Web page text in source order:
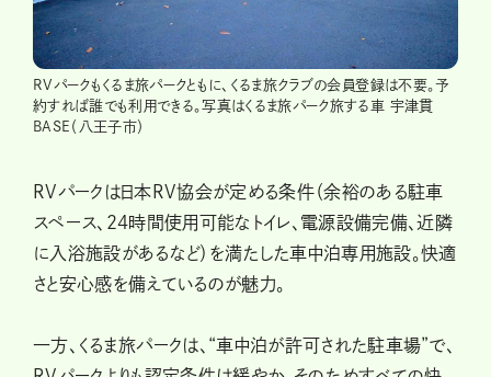
RVパークもくるま旅パークともに、くるま旅クラブの会員登録は不要。予
約すれば誰でも利用できる。写真はくるま旅パーク旅する車 宇津貫
BASE（八王子市）
RVパークは日本RV協会が定める条件（余裕のある駐車
スペース、24時間使用可能なトイレ、電源設備完備、近隣
に入浴施設があるなど）を満たした車中泊専用施設。快適
さと安心感を備えているのが魅力。
一方、くるま旅パークは、“車中泊が許可された駐車場”で、